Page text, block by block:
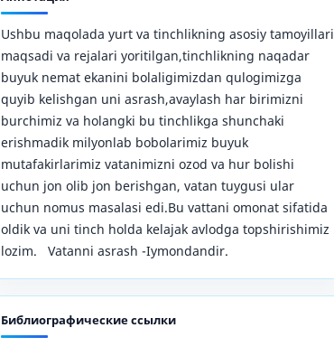
Ushbu maqolada yurt va tinchlikning asosiy tamoyillari
maqsadi va rejalari yoritilgan,tinchlikning naqadar
buyuk nemat ekanini bolaligimizdan qulogimizga
quyib kelishgan uni asrash,avaylash har birimizni
burchimiz va holangki bu tinchlikga shunchaki
erishmadik milyonlab bobolarimiz buyuk
mutafakirlarimiz vatanimizni ozod va hur bolishi
uchun jon olib jon berishgan, vatan tuygusi ular
uchun nomus masalasi edi.Bu vattani omonat sifatida
oldik va uni tinch holda kelajak avlodga topshirishimiz
lozim. Vatanni asrash -Iymondandir.
Библиографические ссылки